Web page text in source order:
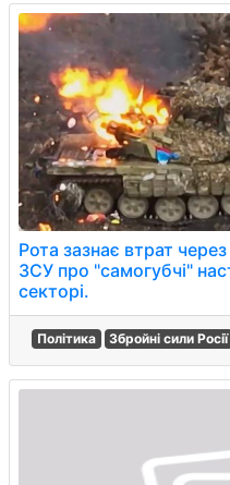
Рота зазнає втрат
ЗСУ про "самогубчі"
секторі.
Політика Збройні сили Росії